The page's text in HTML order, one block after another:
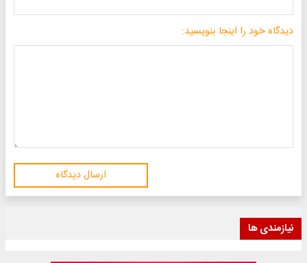
دیدگاه خود را اینجا بنویسید:
ارسال دیدگاه
نیازمندی ها